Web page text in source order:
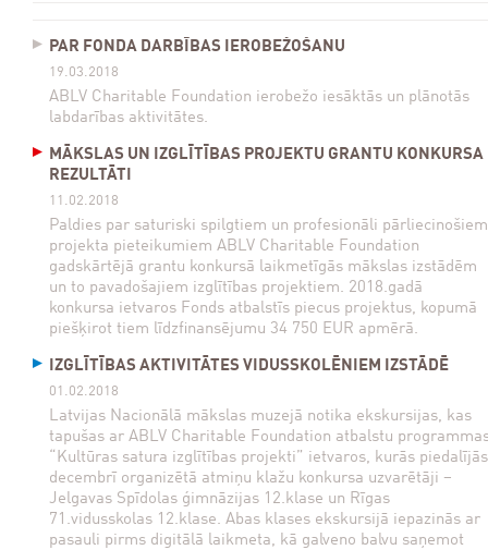
PAR FONDA DARBĪBAS IEROBEŽOŠANU
19.03.2018
ABLV Charitable Foundation ierobežo iesāktās un plānotās
labdarības aktivitātes.
MĀKSLAS UN IZGLĪTĪBAS PROJEKTU GRANTU KONKURSA
REZULTĀTI
11.02.2018
Paldies par saturiski spilgtiem un profesionāli pārliecinošiem
projekta pieteikumiem ABLV Charitable Foundation
gadskārtējā grantu konkursā laikmetīgās mākslas izstādēm
un to pavadošajiem izglītības projektiem. 2018.gadā
konkursa ietvaros Fonds atbalstīs piecus projektus, kopumā
piešķirot tiem līdzfinansējumu 34 750 EUR apmērā.
IZGLĪTĪBAS AKTIVITĀTES VIDUSSKOLĒNIEM IZSTĀDĒ
01.02.2018
Latvijas Nacionālā mākslas muzejā notika ekskursijas, kas
tapušas ar ABLV Charitable Foundation atbalstu
“Kultūras satura izglītības projekti” ietvaros, kurās piedalījās
decembrī organizētā atmiņu klažu konkursa uzvarētāji –
Jelgavas Spīdolas ģimnāzijas 12.klase un Rīgas
71.vidusskolas 12.klase. Abas klases ekskursijā iepazinās ar
pasauli pirms digitālā laikmeta, kā galveno balvu saņemot